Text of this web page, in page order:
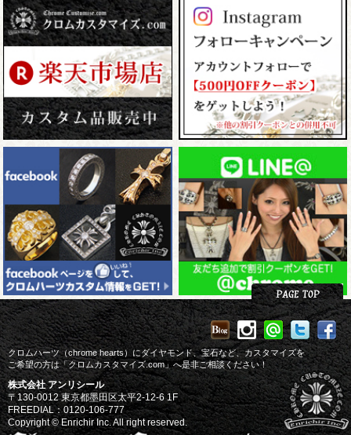
クロムハーツ（chrome hearts）にダイヤモンド、宝石など、カスタマイズを
ご希望の方は「クロムカスタマイズ.com」へ是非ご相談ください！
株式会社 アンリシール
〒130-0012 東京都墨田区太平2-12-6 1F
FREEDIAL：0120-106-777
Copyright © Enrichir Inc. All right reserved.